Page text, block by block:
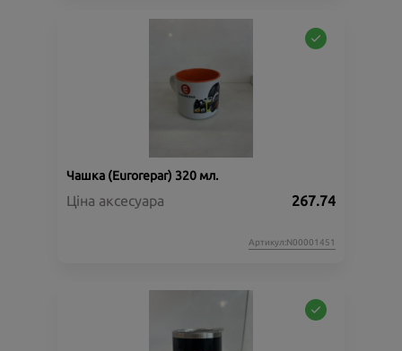
Чашка (Eurorepar) 320 мл.
Ціна аксесуара 267.74
Артикул:N00001451